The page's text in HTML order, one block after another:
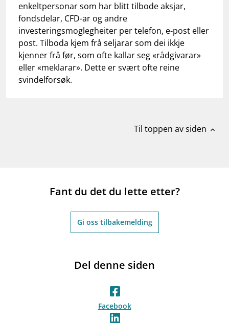
enkeltpersonar som har blitt tilbode aksjar,
fondsdelar, CFD-ar og andre
investeringsmoglegheiter per telefon, e-post eller
post. Tilboda kjem frå seljarar som dei ikkje
kjenner frå før, som ofte kallar seg «rådgivarar»
eller «meklarar». Dette er svært ofte reine
svindelforsøk.
Til toppen av siden expand_less
Fant du det du lette etter?
Gi oss tilbakemelding
Del denne siden
Facebook